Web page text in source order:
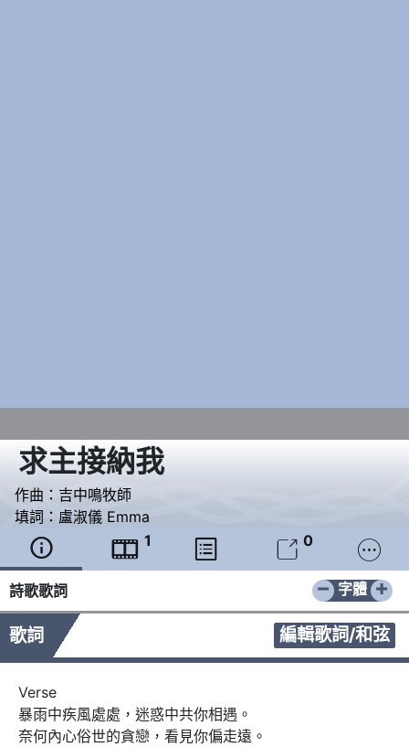
求主接納我
作曲： 吉中鳴牧師
填詞： 盧淑儀 Emma
  1   0 
詩歌歌詞 − +
字體
歌詞 編輯歌詞/和弦
Verse
暴雨中疾風處處，迷惑中共你相遇。
奈何內心俗世的貪戀，看見你偏走遠。